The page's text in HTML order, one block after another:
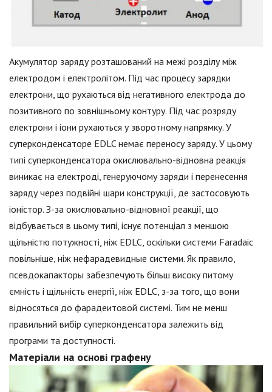
Акумулятор заряду розташований на межі розділу між
електродом і електролітом. Під час процесу зарядки
електрони, що рухаються від негативного електрода до
позитивного по зовнішньому контуру. Під час розряду
електрони і іони рухаються у зворотному напрямку. У
суперконденсаторе EDLC немає переносу заряду. У цьому
типі суперконденсатора окислювально-відновна реакція
виникає на електроді, генеруючому заряди і перенесення
заряду через подвійні шари конструкції, де застосовують
іоністор. З-за окислювально-відновної реакції, що
відбувається в цьому типі, існує потенціал з меншою
щільністю потужності, ніж EDLC, оскільки системи Faradaic
повільніше, ніж нефарадевидные системи. Як правило,
псевдокапакторы забезпечують більш високу питому
ємність і щільність енергії, ніж EDLC, з-за того, що вони
відносяться до фарадеитовой системі. Тим не менш
правильний вибір суперконденсатора залежить від
програми та доступності.
Матеріали на основі графену